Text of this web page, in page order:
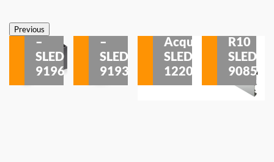
PreviousSobrepor
–
SLED
9196
–
SLED
9193
Acqua
SLED
1220
R10
SLED
9085